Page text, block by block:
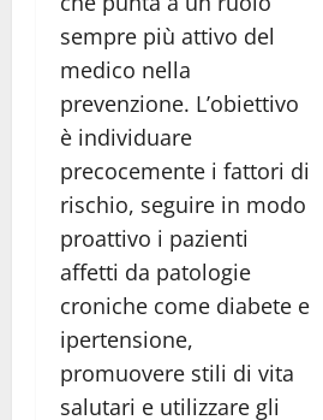
sempre più attivo del
medico nella
prevenzione. L’obiettivo
è individuare
precocemente i fattori di
rischio, seguire in modo
proattivo i pazienti
affetti da patologie
croniche come diabete e
ipertensione,
promuovere stili di vita
salutari e utilizzare gli